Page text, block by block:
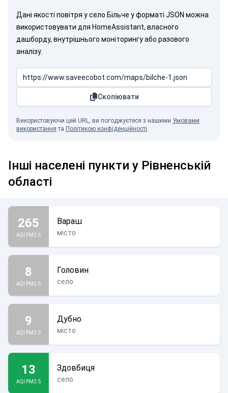
Дані якості повітря у село Більче у форматі JSON можна
використовувати для HomeAssistant, власного
дашборду, внутрішнього моніторингу або разового
аналізу.
Скопіювати
Використовуючи цей URL, ви погоджуєтеся з нашими Умовами
використання та Політикою конфіденційності.
Інші населені пункти у Рівненській
області
265
AQI PM2.5
Вараш
місто
8
AQI PM2.5
Головин
село
9
AQI PM2.5
Дубно
місто
13
AQI PM2.5
Здовбиця
село